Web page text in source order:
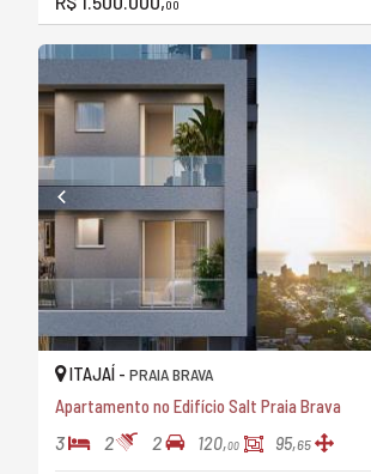
00
ITAJAÍ - PRAIA BRAVA
Apartamento no Edifício Salt Praia Brava
3 2 2 120,00 95,65